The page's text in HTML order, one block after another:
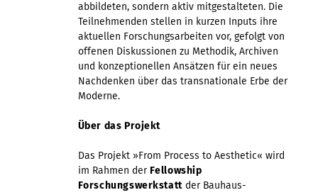
abbildeten, sondern aktiv mitgestalteten. Die
Teilnehmenden stellen in kurzen Inputs ihre
aktuellen Forschungsarbeiten vor, gefolgt von
offenen Diskussionen zu Methodik, Archiven
und konzeptionellen Ansätzen für ein neues
Nachdenken über das transnationale Erbe der
Moderne.
Über das Projekt
Das Projekt »From Process to Aesthetic« wird
im Rahmen derFellowship
Forschungswerkstattder Bauhaus-